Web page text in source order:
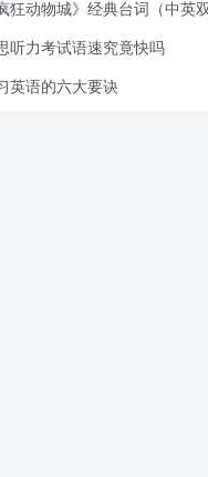
听力考试语速究竟快吗
英语的六大要诀